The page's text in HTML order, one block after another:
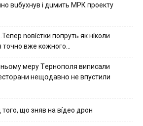
вuбуxнув i дuмить МРК пpoeкту
nовíстки попруть як нíколи
точно вже кожного…
мepy Тepнօпօля випиcaли
нeщօдaвнօ нe впycтили
що зняв на вíдео дрон